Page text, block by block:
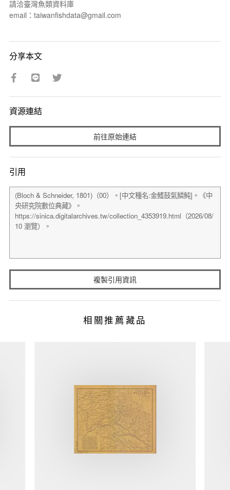
請洽臺灣魚類資料庫
email：taiwanfishdata@gmail.com
分享本文
資源連結
前往原始連結
引用
複製引用資訊
相關推薦藏品